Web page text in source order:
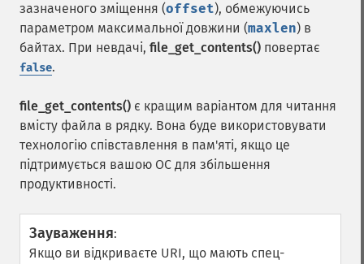
зазначеного зміщення (offset), обмежуючись
параметром максимальної довжини (maxlen) в
байтах. При невдачі, file_get_contents() повертає
false.
file_get_contents() є кращим варіантом для читання
вмісту файла в рядку. Вона буде використовувати
технологію співставлення в пам'яті, якщо це
підтримується вашою ОС для збільшення
продуктивності.
Зауваження:
Якщо ви відкриваєте URI, що мають спец-